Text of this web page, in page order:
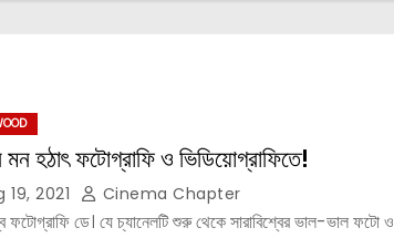
হঠাৎ ফটোগ্রাফি ও ভিডিয়োগ্রাফিতে!
19, 2021 Cinema Chapter
ডে। যে চ্যানেলটি শুরু থেকে সারাবিশ্বের ভাল-ভাল ফটো ও